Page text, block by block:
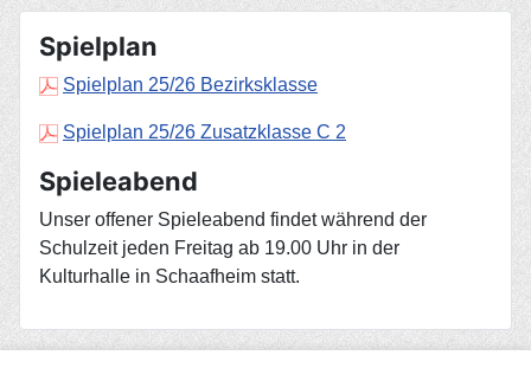
Spielplan
Spielplan 25/26 Bezirksklasse
Spielplan 25/26 Zusatzklasse C 2
Spieleabend
Unser offener Spieleabend findet während der
Schulzeit jeden Freitag ab 19.00 Uhr in der
Kulturhalle in Schaafheim statt.